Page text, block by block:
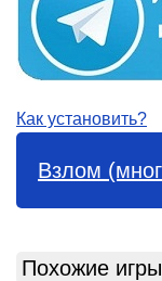
Как установить?
Взлом
Похожие игры